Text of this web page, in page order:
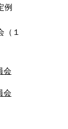
例
（１
会
会